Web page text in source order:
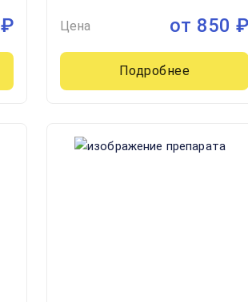
₽
Нидерланды
Цена от 850 ₽
Подробнее